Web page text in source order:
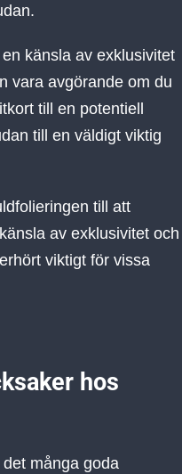
känsla av exklusivitet
vara avgörande om du
till en potentiell
till en väldigt viktig
till att
av exklusivitet och
viktigt för vissa
hos
många goda